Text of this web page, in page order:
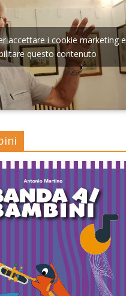
accettare i cookie marketing e
questo contenuto